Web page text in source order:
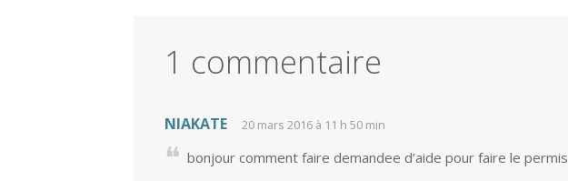
1 commentaire
NIAKATE 20 mars 2016 à 11 h 50 min
bonjour comment faire demandee d’aide pour faire le permis